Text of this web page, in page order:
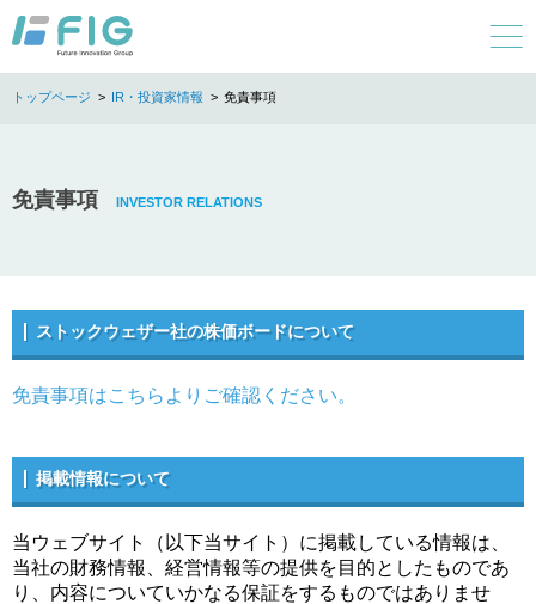
IR・投資家情報 免責事項
免責事項
ストックウェザー社の株価ボードについて
免責事項はこちらよりご確認ください。
掲載情報について
当ウェブサイト（以下当サイト）に掲載している情報は、
当社の財務情報、経営情報等の提供を目的としたものであ
り、内容についていかなる保証をするものではありませ